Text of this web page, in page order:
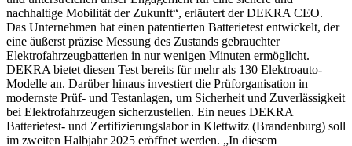
nachhaltige Mobilität der Zukunft“, erläutert der DEKRA CEO.
Das Unternehmen hat einen patentierten Batterietest entwickelt, der
eine äußerst präzise Messung des Zustands gebrauchter
Elektrofahrzeugbatterien in nur wenigen Minuten ermöglicht.
DEKRA bietet diesen Test bereits für mehr als 130 Elektroauto-
Modelle an. Darüber hinaus investiert die Prüforganisation in
modernste Prüf- und Testanlagen, um Sicherheit und Zuverlässigkeit
bei Elektrofahrzeugen sicherzustellen. Ein neues DEKRA
Batterietest- und Zertifizierungslabor in Klettwitz (Brandenburg) soll
im zweiten Halbjahr 2025 eröffnet werden. „In diesem